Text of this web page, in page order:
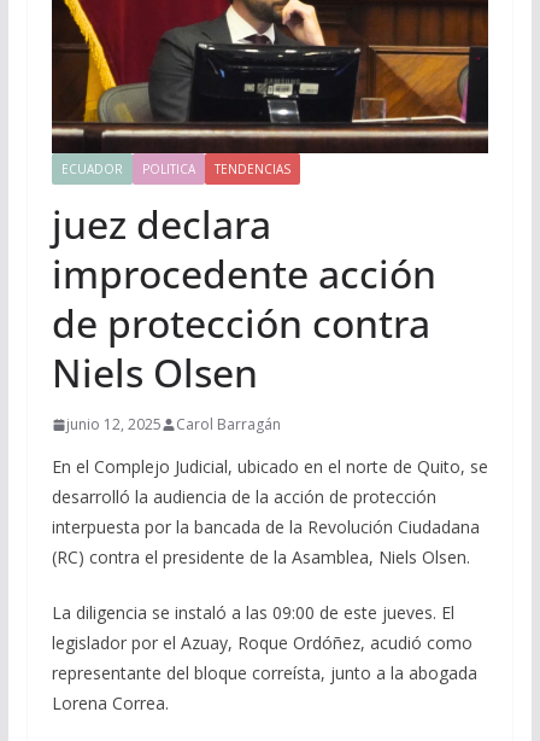
ECUADOR POLITICA TENDENCIAS
juez declara
improcedente acción
de protección contra
Niels Olsen
junio 12, 2025 Carol Barragán
En el Complejo Judicial, ubicado en el norte de Quito, se
desarrolló la audiencia de la acción de protección
interpuesta por la bancada de la Revolución Ciudadana
(RC) contra el presidente de la Asamblea, Niels Olsen.
La diligencia se instaló a las 09:00 de este jueves. El
legislador por el Azuay, Roque Ordóñez, acudió como
representante del bloque correísta, junto a la abogada
Lorena Correa.